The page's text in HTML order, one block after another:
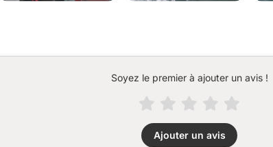
Soyez le premier à ajouter un avis !
Ajouter un avis